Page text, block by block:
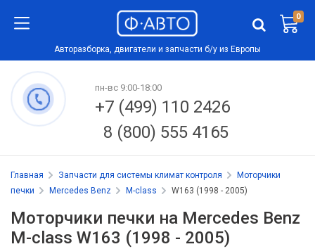
0
Авторазборка, двигатели и запчасти б/у из Европы
пн-вс 9:00-18:00
+7 (499) 110 2426
8 (800) 555 4165
Главная Запчасти для системы климат контроля
Моторчики
печки
Mercedes Benz M-class W163 (1998 - 2005)
Моторчики печки на Mercedes Benz
M-class W163 (1998 - 2005)